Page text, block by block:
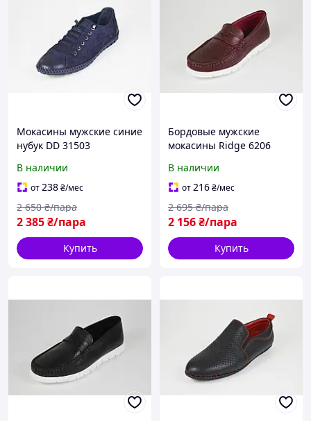
Мокасины мужские синие
нубук DD 31503
В наличии
от238₴/мес
2 385₴/пара
2 650 ₴/пара
Купить
Бордовые мужские
мокасины Ridge 6206
В наличии
от216₴/мес
2 156₴/пара
2 695 ₴/пара
Купить